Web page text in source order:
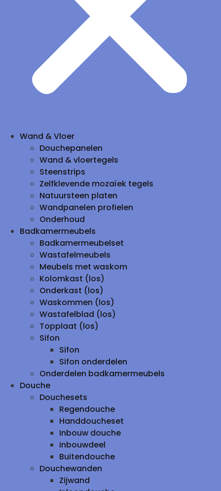
Wand & Vloer
Douchepanelen
Wand & vloertegels
Steenstrips
Zelfklevende mozaïek tegels
Natuursteen platen
Wandpanelen profielen
Onderhoud
Badkamermeubels
Badkamermeubelset
Wastafelmeubels
Meubels met waskom
Kolomkast (los)
Onderkast (los)
Waskommen (los)
Wastafelblad (los)
Topplaat (los)
Sifon
Sifon
Sifon onderdelen
Onderdelen badkamermeubels
Douche
Douchesets
Regendouche
Handdoucheset
Inbouw douche
inbouwdeel
Buitendouche
Douchewanden
Zijwand